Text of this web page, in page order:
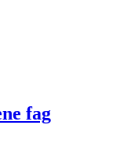
fag